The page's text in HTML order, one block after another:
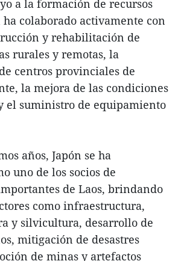
a la formación de recursos
ha colaborado activamente con
y rehabilitación de
rurales y remotas, la
centros provinciales de
la mejora de las condiciones
el suministro de equipamiento
años, Japón se ha
uno de los socios de
de Laos, brindando
como infraestructura,
y silvicultura, desarrollo de
mitigación de desastres
de minas y artefactos